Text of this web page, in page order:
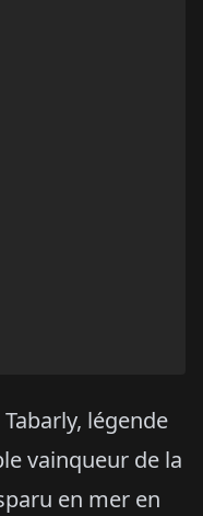
légende
vainqueur de la
en mer en